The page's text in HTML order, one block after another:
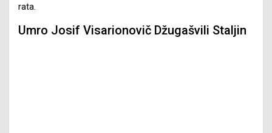
rata.
Umro Josif Visarionovič Džugašvili Staljin